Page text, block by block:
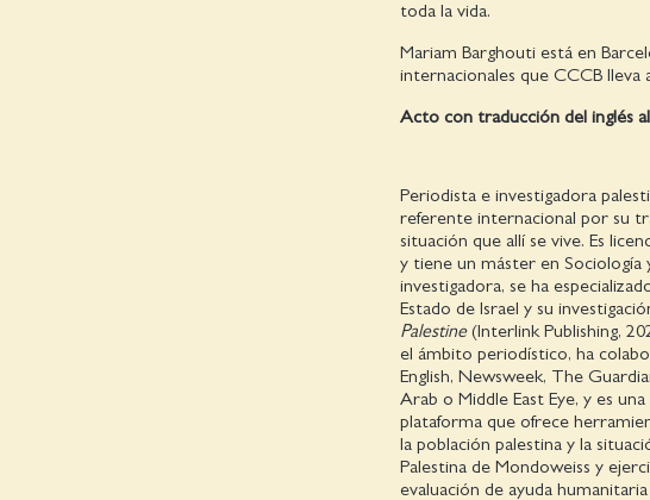
toda la vida.
Mariam Barghouti está en
internacionales que CCCB
Acto con traducción del inglés
Periodista e investigadora
referente internacional por su
situación que allí se vive. Es
y tiene un máster en Sociología
investigadora, se ha
Estado de Israel y su
Palestine(Interlink Publishing,
el ámbito periodístico, ha
English, Newsweek, The
Arab o Middle East Eye, y es
plataforma que ofrece
la población palestina y la
Palestina de Mondoweiss y
evaluación de ayuda